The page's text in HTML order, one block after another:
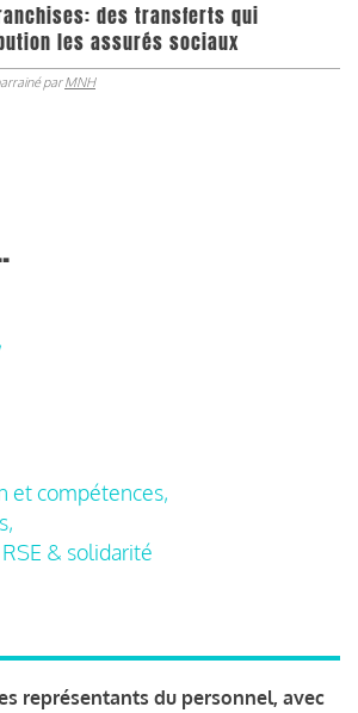
des transferts qui
les assurés sociaux
parMNH
et compétences,
& solidarité
représentants du personnel, avec